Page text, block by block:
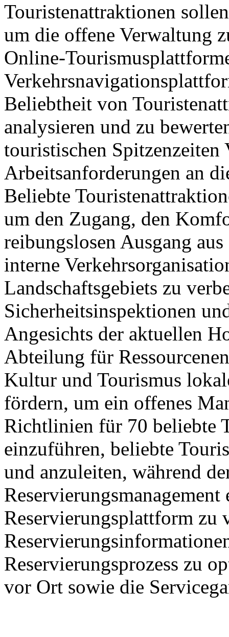
Touristenattraktionen
um die offene Verwaltung
Online-
Beliebtheit von
analysieren und zu
touristischen Spitzenzeiten
Arbeitsanforderungen an
Beliebte
um den Zugang, den
reibungslosen Ausgang
interne
Landschaftsgebiets zu
Sicherheitsinspektionen
Angesichts der aktuellen
Abteilung für
Kultur und Tourismus
fördern, um ein offenes
Richtlinien für 70 beliebte
einzuführen, beliebte
und anzuleiten, während
Reservierungsplattform zu
Reservierungsprozess zu
vor Ort sowie die